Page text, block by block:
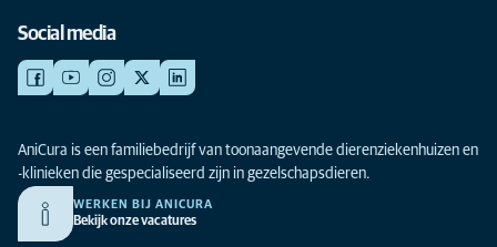
Social media
AniCura is een familiebedrijf van toonaangevende dierenziekenhuizen en
-klinieken die gespecialiseerd zijn in gezelschapsdieren.
WERKEN BIJ ANICURA
Bekijk onze vacatures